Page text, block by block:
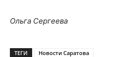
Ольга Сергеева
ТЕГИ Новости Саратова